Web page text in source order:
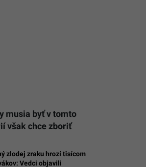
musia byť v tomto
však chce zboriť
zlodej zraku hrozí tisícom
Vedci objavili